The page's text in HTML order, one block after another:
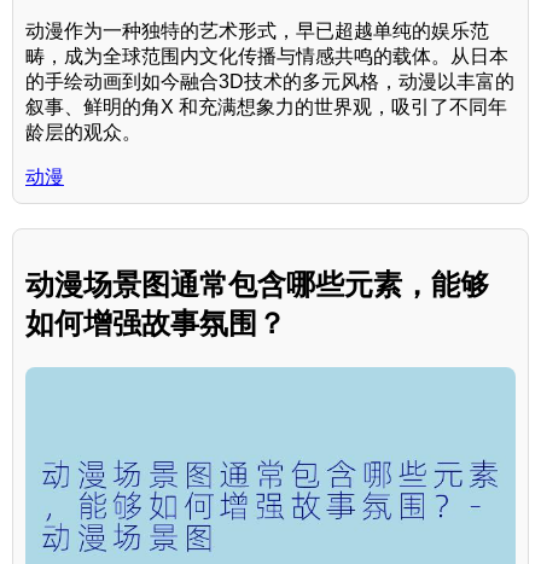
动漫作为一种独特的艺术形式，早已超越单纯的娱乐范
畴，成为全球范围内文化传播与情感共鸣的载体。从日本
的手绘动画到如今融合3D技术的多元风格，动漫以丰富的
叙事、鲜明的角X 和充满想象力的世界观，吸引了不同年
龄层的观众。
动漫
动漫场景图通常包含哪些元素，能够
如何增强故事氛围？